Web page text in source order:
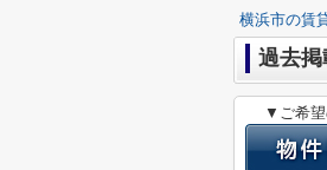
横浜市の賃
過去
▼ご希望